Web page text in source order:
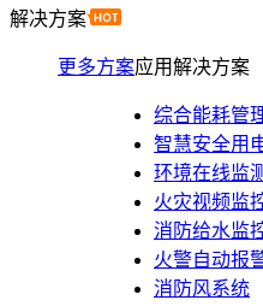
解决方案
更多方案应用解决方案
综合能耗管
智慧安全用
环境在线监
火灾视频监
消防给水监
火警自动报
消防风系统